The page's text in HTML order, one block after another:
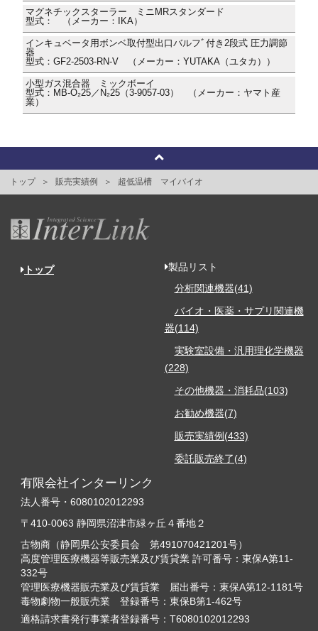
マグネチックスターラー ミニMRスタンダード
型式： （メーカー：IKA）
インキュベータ用ボンベ取付型出口バルフﾞ付き2段式 圧力調節
器
型式：GF2-2503-RN-V （メーカー：YUTAKA（ユタカ））
小型ガス混合器 ミックボーイ
型式：MB-O₂25／N₂25（3-9057-03） （メーカー：ヤマト産
業）
トップ 販売実績例 超低温槽 マイバイオ
トップ
製品リスト
分析関連機器(41)
バイオ・医薬・サプリ関連機
器(114)
実験室設備・汎用理化学機器
(228)
その他機器・消耗品(103)
お勧め機器(7)
販売実績例(433)
委託販売終了(4)
有限会社インターリンク
法人番号・6080102012293
〒410-0063 静岡県沼津市緑ヶ丘４番地２
古物商（静岡県公安委員会 第491070421201号）
高度管理医療機器等販売業及び賃貸業 許可番号：東保A第11-
332号
管理医療機器販売業及び賃貸業 届出番号：東保A第12-1181号
毒物劇物一般販売業 登録番号：東保B第1-462号
適格請求書発行事業者登録番号：T6080102012293